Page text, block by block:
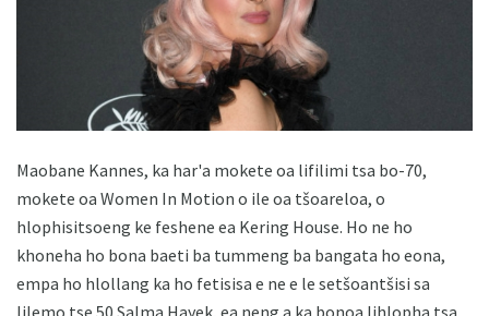
Maobane Kannes, ka har'a mokete oa lifilimi tsa bo-70,
mokete oa Women In Motion o ile oa tšoareloa, o
hlophisitsoeng ke feshene ea Kering House. Ho ne ho
khoneha ho bona baeti ba tummeng ba bangata ho eona,
empa ho hlollang ka ho fetisisa e ne e le setšoantšisi sa
lilemo tse 50 Salma Hayek, ea neng a ka bonoa lihlopha tsa